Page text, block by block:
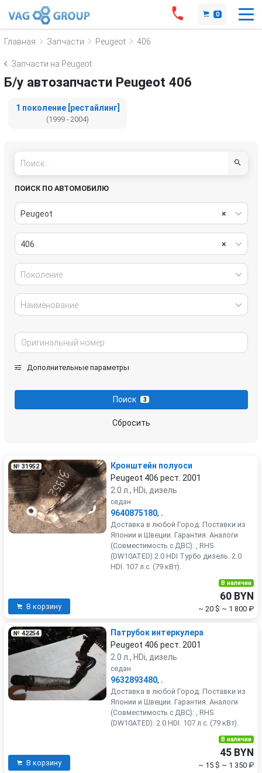
0
Главная Запчасти Peugeot 406
Запчасти на Peugeot
Б/у автозапчасти Peugeot 406
1 поколение [рестайлинг]
(1999 - 2004)
ПОИСК ПО АВТОМОБИЛЮ
×
Peugeot
×
406
Поколение
Наименование
Дополнительные параметры
Поиск 3
Сбросить
№ 31952
Кронштейн полуоси
Peugeot 406 рест. 2001
2.0 л., HDi, дизель
седан
9640875180, .
Доставка в любой Город. Поставки из
Японии и Швеции. Гарантия. Аналоги
(Совместимость с ДВС): , RHS
(DW10ATED) 2.0 HDI Турбо дизель. 2.0
HDI. 107 л.с. (79 кВт).
В корзину
В наличии
60 BYN
~ 20 $ ~ 1 800 ₽
№ 42254
Патрубок интеркулера
Peugeot 406 рест. 2001
2.0 л., HDi, дизель
седан
9632893480, .
Доставка в любой Город. Поставки из
Японии и Швеции. Гарантия. Аналоги
(Совместимость с ДВС): , RHS
(DW10ATED). 2.0 HDI. 107 л.с. (79 кВт).
В корзину
В наличии
45 BYN
~ 15 $ ~ 1 350 ₽